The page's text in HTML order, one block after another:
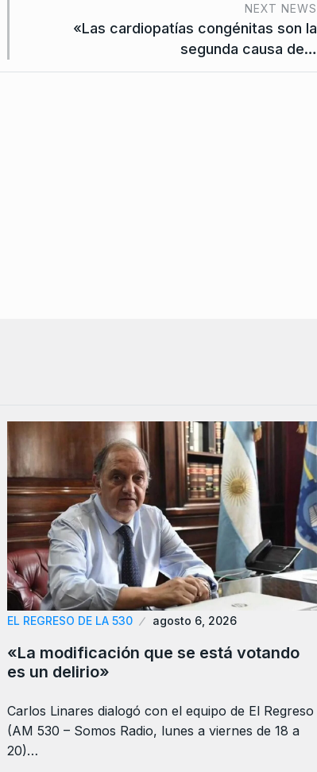
NEXT NEWS
«Las cardiopatías congénitas son la
segunda causa de…
EL REGRESO DE LA 530 agosto 6, 2026
«La modificación que se está votando
es un delirio»
Carlos Linares dialogó con el equipo de El Regreso
(AM 530 – Somos Radio, lunes a viernes de 18 a
20)…